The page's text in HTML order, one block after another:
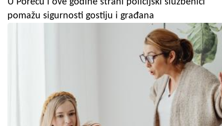
pomažu sigurnosti gostiju i građana